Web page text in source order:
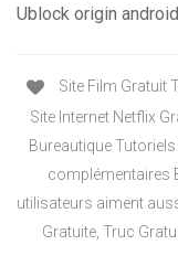
Ublock origin
Site Film Gratuit
Site Internet Netflix
Bureautique
complémentaires
utilisateurs aiment
Gratuite, Truc